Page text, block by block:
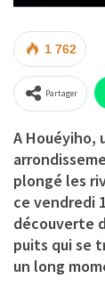
1 762
Partager
A Houéyiho,
plongé les
ce vendredi
découverte
puits qui se
un long